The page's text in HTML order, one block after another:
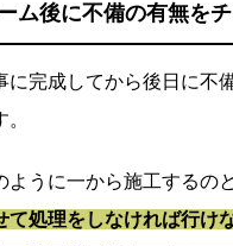
ム後に不備の有無を
に完成してから後日に不
ように一から施工するの
て処理をしなければ行け